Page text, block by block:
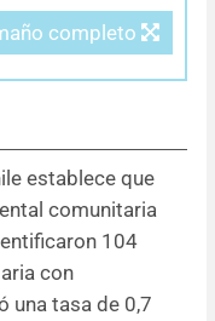
completo
establece que
comunitaria
104
con
una tasa de 0,7